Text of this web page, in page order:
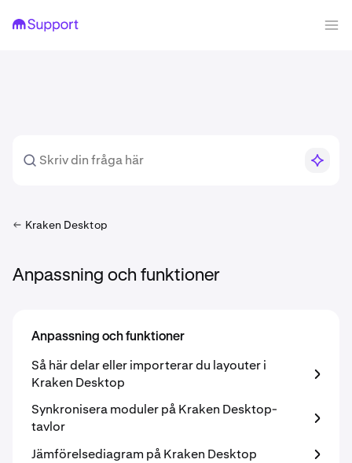
Kraken Desktop
Anpassning och funktioner
Anpassning och funktioner
Så här delar eller importerar du layouter i
Kraken Desktop
​Synkronisera moduler på Kraken Desktop-
tavlor
Jämförelsediagram på Kraken Desktop